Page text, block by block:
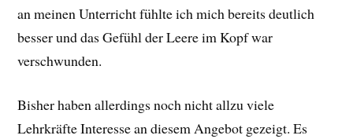
an meinen Unterricht fühlte ich mich bereits deutlich
besser und das Gefühl der Leere im Kopf war
verschwunden.
Bisher haben allerdings noch nicht allzu viele
Lehrkräfte Interesse an diesem Angebot gezeigt. Es